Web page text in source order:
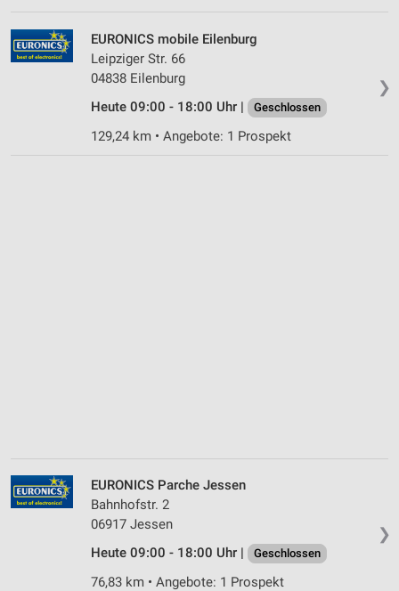
❯
EURONICS mobile Eilenburg
Leipziger Str. 66
04838 Eilenburg
Heute 09:00 - 18:00 Uhr |
Geschlossen
129,24 km • Angebote: 1 Prospekt
❯
EURONICS Parche Jessen
Bahnhofstr. 2
06917 Jessen
Heute 09:00 - 18:00 Uhr |
Geschlossen
76,83 km • Angebote: 1 Prospekt